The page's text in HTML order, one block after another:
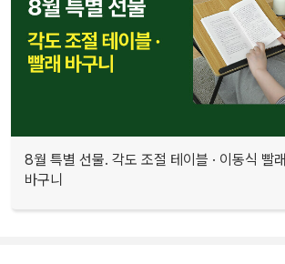
8월 특별 선물. 각도 조절 테이블 · 이동식 빨래
바구니